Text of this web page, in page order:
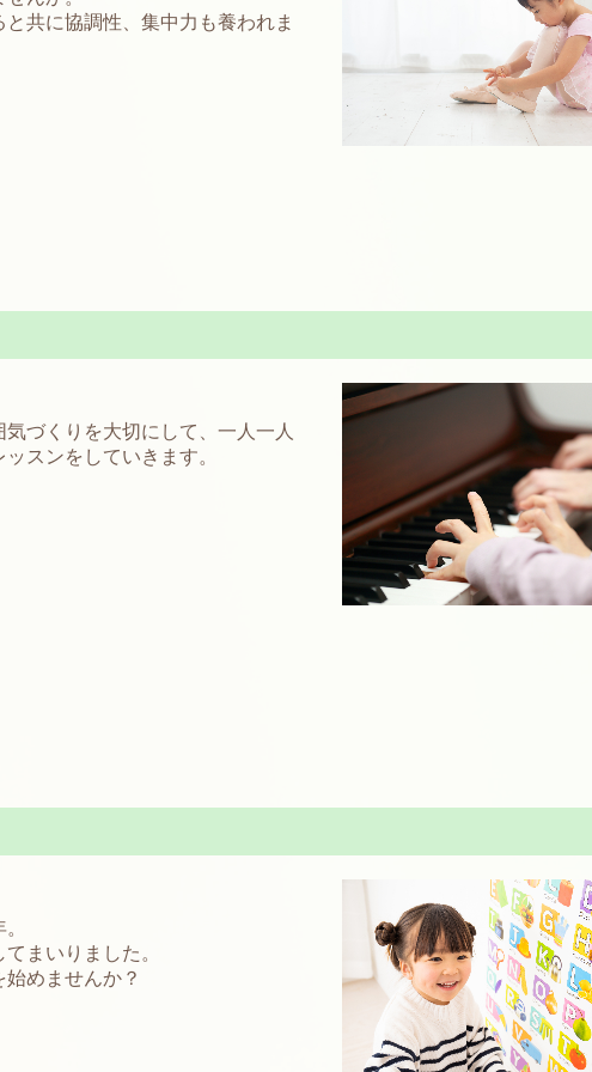
と共に協調性、集中力も養われま
気づくりを大切にして、一人一人
ッスンをしていきます。
まいりました。
めませんか？